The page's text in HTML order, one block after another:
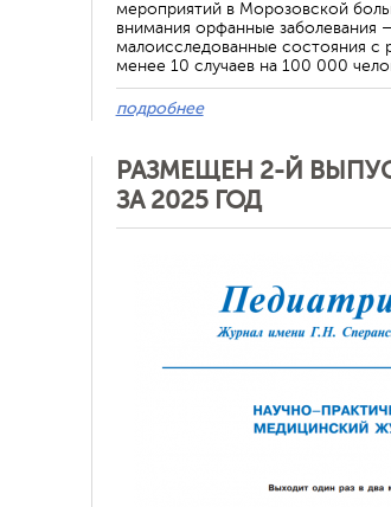
мероприятий в Морозовской
внимания орфанные заболевания
малоисследованные состояния с
менее 10 случаев на 100 000
подробнее
РАЗМЕЩЕН 2-Й
ЗА 2025 ГОД